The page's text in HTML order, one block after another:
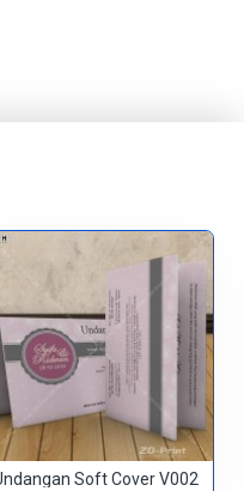
Soft Cover V002